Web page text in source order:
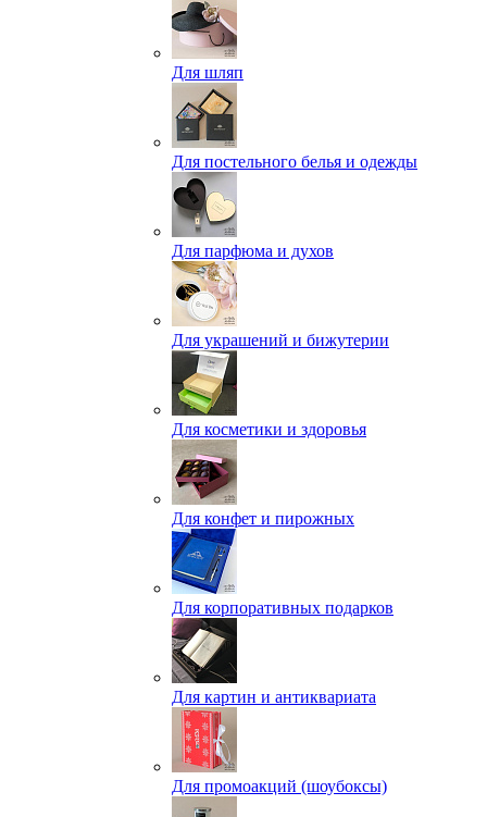
Для шляп
Для постельного белья и одежды
Для парфюма и духов
Для украшений и бижутерии
Для косметики и здоровья
Для конфет и пирожных
Для корпоративных подарков
Для картин и антиквариата
Для промоакций (шоубоксы)